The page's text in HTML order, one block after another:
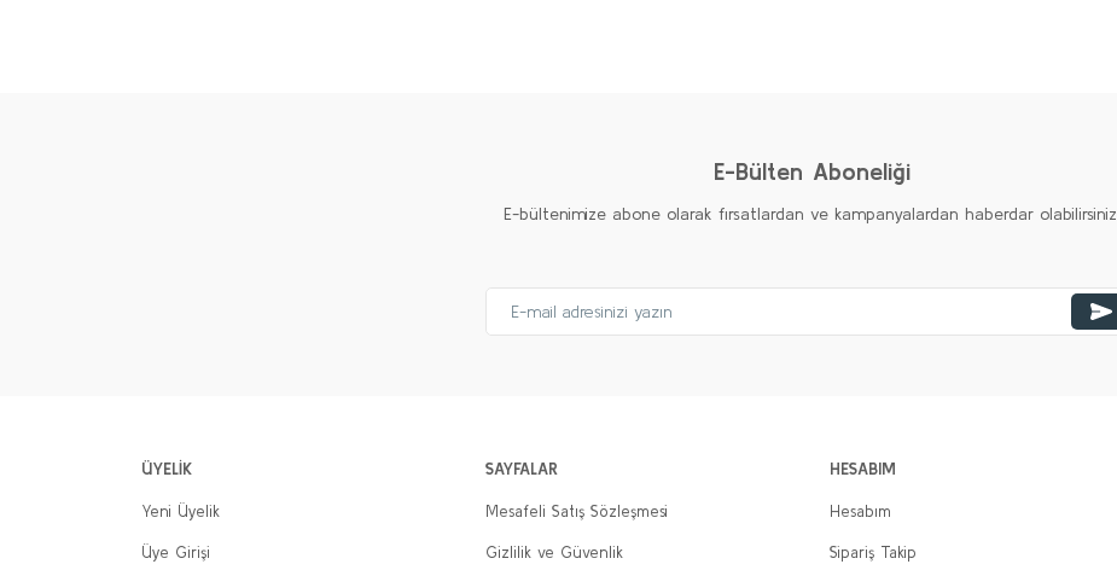
E-Bülten Aboneliği
E-bültenimize abone olarak fırsatlardan ve kampanyalardan haberdar olabilirsiniz.
ÜYELİK
Yeni Üyelik
Üye Girişi
SAYFALAR
Mesafeli Satış Sözleşmesi
Gizlilik ve Güvenlik
HESABIM
Hesabım
Sipariş Takip